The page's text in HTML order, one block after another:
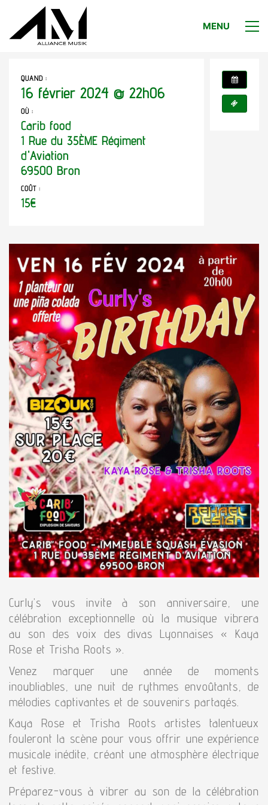
MENU
QUAND :
16 février 2024 @ 22h06
OÙ :
Carib food
1 Rue du 35ÈME Régiment
d'Aviation
69500 Bron
COÛT :
15€
Curly’s vous invite à son anniversaire, une
célébration exceptionnelle où la musique vibrera
au son des voix des divas Lyonnaises « Kaya
Rose et Trisha Roots ».
Venez marquer une année de moments
inoubliables, une nuit de rythmes envoûtants, de
mélodies captivantes et de souvenirs partagés.
Kaya Rose et Trisha Roots artistes talentueux
fouleront la scène pour vous offrir une expérience
musicale inédite, créant une atmosphère électrique
et festive.
Préparez-vous à vibrer au son de la célébration